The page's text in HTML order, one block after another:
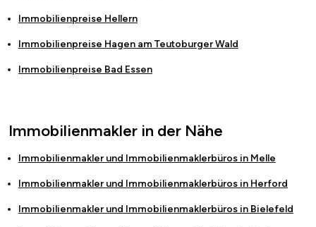
Immobilienpreise Hellern
Immobilienpreise Hagen am Teutoburger Wald
Immobilienpreise Bad Essen
Immobilienmakler in der Nähe
Immobilienmakler und Immobilienmaklerbüros in Melle
Immobilienmakler und Immobilienmaklerbüros in Herford
Immobilienmakler und Immobilienmaklerbüros in Bielefeld